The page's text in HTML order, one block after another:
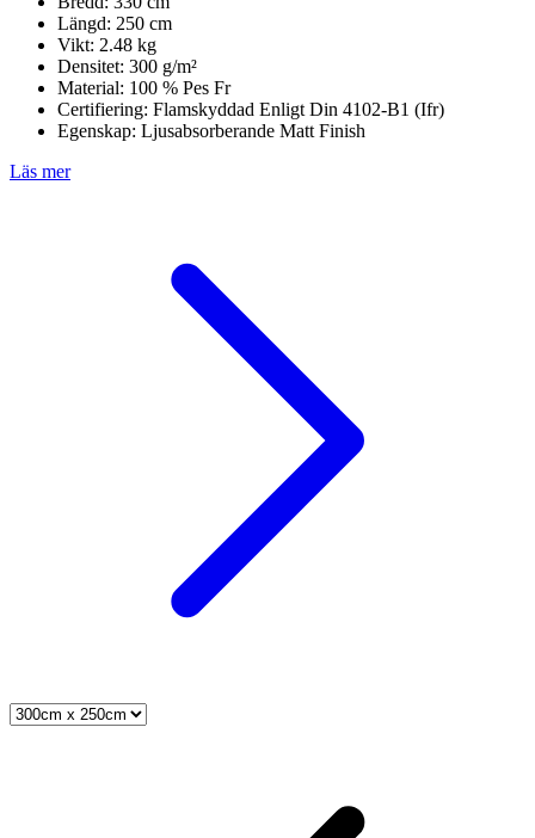
Längd: 250 cm
Vikt: 2.48 kg
Densitet: 300 g/m²
Material: 100 % Pes Fr
Certifiering: Flamskyddad Enligt Din 4102-B1 (Ifr)
Egenskap: Ljusabsorberande Matt Finish
Läs mer